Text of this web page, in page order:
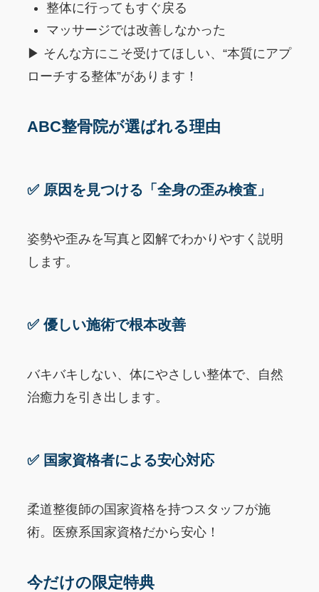
整体に行ってもすぐ戻る
マッサージでは改善しなかった
▶ そんな方にこそ受けてほしい、“本質にアプ
ローチする整体”があります！
ABC整骨院が選ばれる理由
✅ 原因を見つける「全身の歪み検査」
姿勢や歪みを写真と図解でわかりやすく説明
します。
✅ 優しい施術で根本改善
バキバキしない、体にやさしい整体で、自然
治癒力を引き出します。
✅ 国家資格者による安心対応
柔道整復師の国家資格を持つスタッフが施
術。医療系国家資格だから安心！
今だけの限定特典